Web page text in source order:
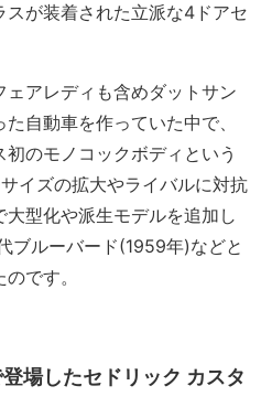
が装着された立派な4ドアセ
アレディも含めダットサン
自動車を作っていた中で、
のモノコックボディという
イズの拡大やライバルに対抗
型化や派生モデルを追加し
ブルーバード(1959年)などと
です。
場したセドリック カスタ